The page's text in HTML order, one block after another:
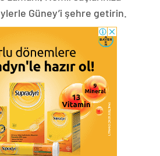
Güney’i şehre getirin.